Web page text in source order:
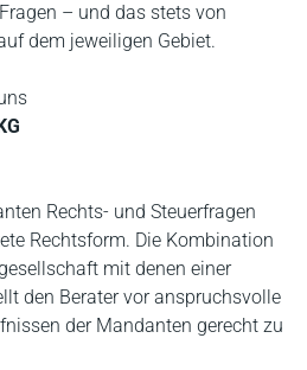
– und das stets von
dem jeweiligen Gebiet.
Rechts- und Steuerfragen
Rechtsform. Die Kombination
mit denen einer
den Berater vor anspruchsvolle
der Mandanten gerecht zu